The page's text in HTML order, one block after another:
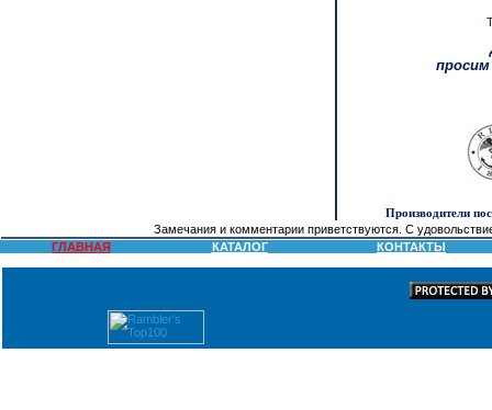
Производители
Замечания и комментарии приветствуются. С
ГЛАВНАЯ
КАТАЛОГ КОНТАКТЫ